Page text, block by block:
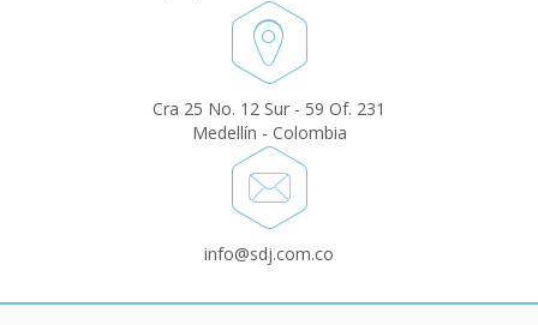
Cra 25 No. 12 Sur - 59 Of. 231
Medellín - Colombia
info@sdj.com.co